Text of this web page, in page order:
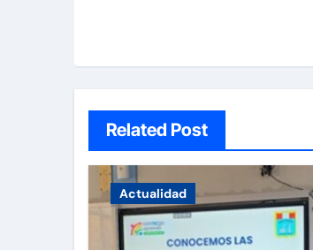
Related Post
Actualidad